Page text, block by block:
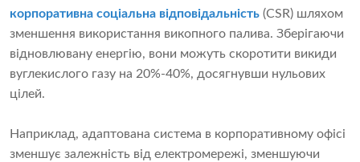
корпоративна соціальна відповідальність (CSR) шляхом
зменшення використання викопного палива. Зберігаючи
відновлювану енергію, вони можуть скоротити викиди
вуглекислого газу на 20%-40%, досягнувши нульових
цілей.
Наприклад, адаптована система в корпоративному офісі
зменшує залежність від електромережі, зменшуючи